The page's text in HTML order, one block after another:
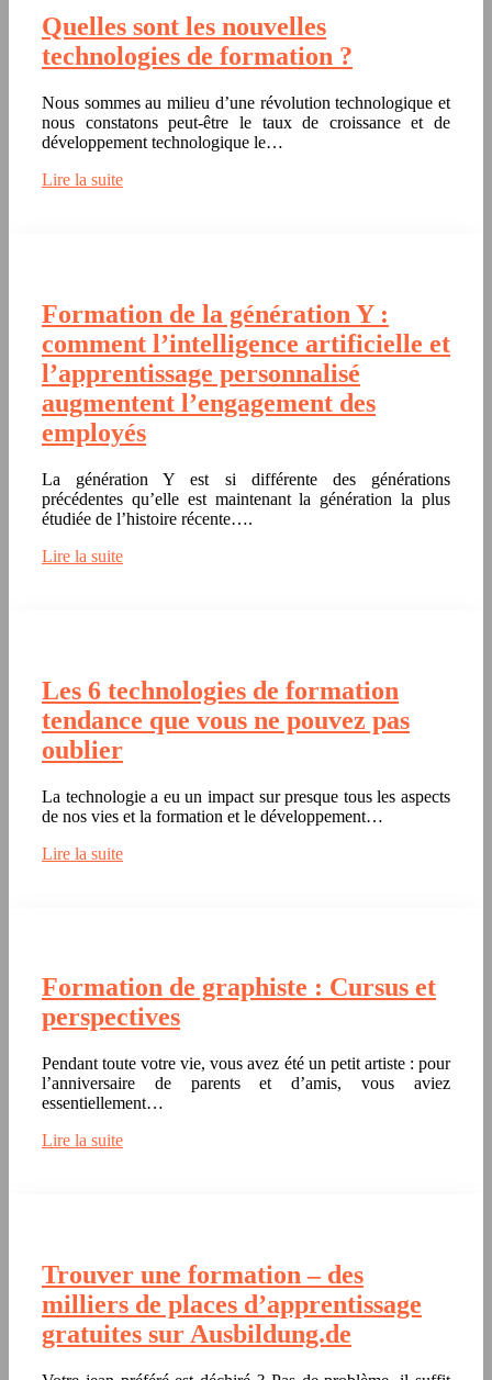
Quelles sont les nouvelles
technologies de formation ?
Nous sommes au milieu d’une révolution technologique et
nous constatons peut-être le taux de croissance et de
développement technologique le…
Lire la suite
Formation de la génération Y :
comment l’intelligence artificielle et
l’apprentissage personnalisé
augmentent l’engagement des
employés
La génération Y est si différente des générations
précédentes qu’elle est maintenant la génération la plus
étudiée de l’histoire récente….
Lire la suite
Les 6 technologies de formation
tendance que vous ne pouvez pas
oublier
La technologie a eu un impact sur presque tous les aspects
de nos vies et la formation et le développement…
Lire la suite
Formation de graphiste : Cursus et
perspectives
Pendant toute votre vie, vous avez été un petit artiste : pour
l’anniversaire de parents et d’amis, vous aviez
essentiellement…
Lire la suite
Trouver une formation – des
milliers de places d’apprentissage
gratuites sur Ausbildung.de